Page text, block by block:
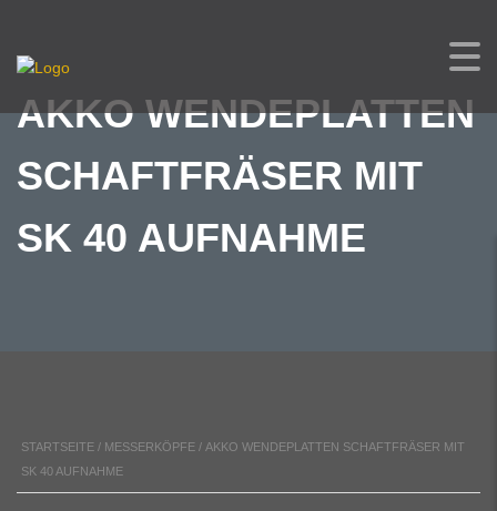
AKKO WENDEPLATTEN
SCHAFTFRÄSER MIT
SK 40 AUFNAHME
STARTSEITE / MESSERKÖPFE / AKKO WENDEPLATTEN SCHAFTFRÄSER MIT
SK 40 AUFNAHME